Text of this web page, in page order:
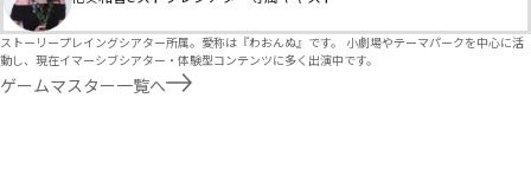
(GM)
演中。
ストーリープレイングシアター所属。愛称は『わおんぬ』です。 小劇場やテーマパークを中心に活
動し、現在イマーシブシアター・体験型コンテンツに多く出演中です。
ゲームマスター一覧へ